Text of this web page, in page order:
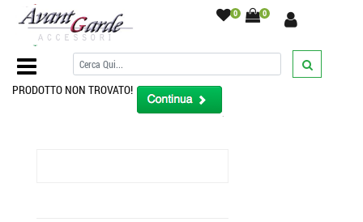
0 0
Home Page/
PRODOTTO NON TROVATO!